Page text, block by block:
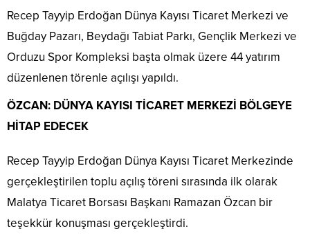
Recep Tayyip Erdoğan Dünya Kayısı Ticaret Merkezi ve
Buğday Pazarı, Beydağı Tabiat Parkı, Gençlik Merkezi ve
Orduzu Spor Kompleksi başta olmak üzere 44 yatırım
düzenlenen törenle açılışı yapıldı.
ÖZCAN: DÜNYA KAYISI TİCARET MERKEZİ BÖLGEYE
HİTAP EDECEK
Recep Tayyip Erdoğan Dünya Kayısı Ticaret Merkezinde
gerçekleştirilen toplu açılış töreni sırasında ilk olarak
Malatya Ticaret Borsası Başkanı Ramazan Özcan bir
teşekkür konuşması gerçekleştirdi.